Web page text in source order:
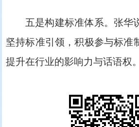
五是构建标准体系。张华
坚持标准引领，积极参与标准
提升在行业的影响力与话语权